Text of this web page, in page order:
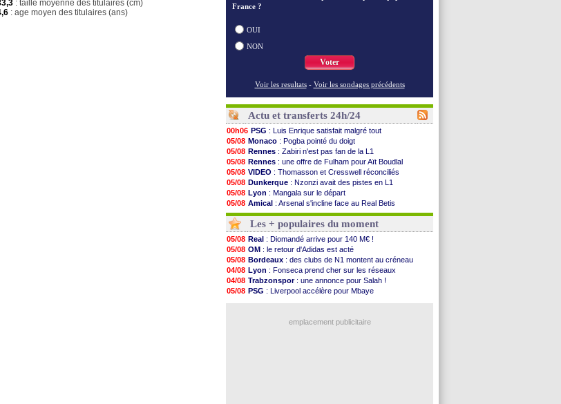
: taille moyenne des titulaires (cm)
: age moyen des titulaires (ans)
France ?
OUI
NON
Voter
Voir les resultats - Voir les sondages précédents
Actu et transferts 24h/24
00h06 PSG : Luis Enrique satisfait malgré tout
05/08 Monaco : Pogba pointé du doigt
05/08 Rennes : Zabiri n'est pas fan de la L1
05/08 Rennes : une offre de Fulham pour Aït Boudlal
05/08 VIDEO : Thomasson et Cresswell réconciliés
05/08 Dunkerque : Nzonzi avait des pistes en L1
05/08 Lyon : Mangala sur le départ
05/08 Amical : Arsenal s'incline face au Real Betis
05/08 Amical: lourde défaite pour le PSG
05/08
Man City: Maresca flou pour Reijnders
05/08 LdC: Fenerbahçe prend une belle option
05/08 Al-Diriyah: Mbemba arrive libre (officiel)
05/08 Atletico: le plan d'Alvarez à son retour
05/08 Amical: premier succès pour Brest
05/08 VIDEO: le joli but de Greenwood avec le Fener !
05/08 CdM 2030: une promesse d'Infantino au Maroc ...
05/08 PSG : la compo pour le premier match amical
: l'OM domine Al-Shahaniya
Les + populaires du moment
05/08 Real : Diomandé arrive pour 140 M€ !
05/08 OM : le retour d'Adidas est acté
05/08 Bordeaux : des clubs de N1 montent au créneau
04/08 Lyon : Fonseca prend cher sur les réseaux
04/08 Trabzonspor : une annonce pour Salah !
05/08 PSG : Liverpool accélère pour Mbaye
emplacement publicitaire